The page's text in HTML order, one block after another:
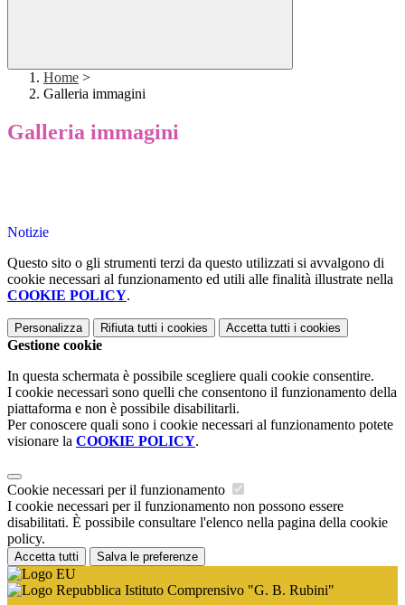
Home >
Galleria immagini
Galleria immagini
Notizie
Questo sito o gli strumenti terzi da questo utilizzati si avvalgono di
cookie necessari al funzionamento ed utili alle finalità illustrate nella
COOKIE POLICY.
Personalizza Rifiuta tutti i cookies Accetta tutti i cookies
Gestione cookie
In questa schermata è possibile scegliere quali cookie consentire.
I cookie necessari sono quelli che consentono il funzionamento della
piattaforma e non è possibile disabilitarli.
Per conoscere quali sono i cookie necessari al funzionamento potete
visionare la COOKIE POLICY.
Cookie necessari per il funzionamento
I cookie necessari per il funzionamento non possono essere
disabilitati. È possibile consultare l'elenco nella pagina della cookie
policy.
Accetta tutti Salva le preferenze
Istituto Comprensivo "G. B. Rubini"